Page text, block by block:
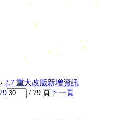
› 2.7 重大改版新增資訊
/ 79 頁下一頁